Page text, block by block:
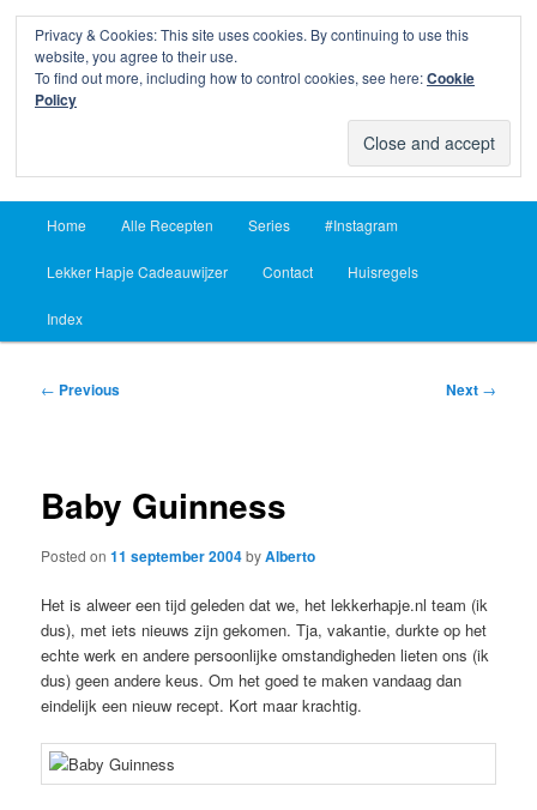
Lekker Hapje
Skip
to
primary
content
Skip
to
secondary
content
Home Alle Recepten Series #Instagram
Lekker Hapje Cadeauwijzer Contact Huisregels
Index
Post
← Previous Next →
Baby Guinness
Posted on11 september 2004byAlberto
Het is alweer een tijd geleden dat we, het lekkerhapje.nl team (ik
dus), met iets nieuws zijn gekomen. Tja, vakantie, durkte op het
echte werk en andere persoonlijke omstandigheden lieten ons (ik
dus) geen andere keus. Om het goed te maken vandaag dan
eindelijk een nieuw recept. Kort maar krachtig.
Privacy & Cookies: This site uses cookies. By continuing to use this
website, you agree to their use.
To find out more, including how to control cookies, see here:Cookie
Policy